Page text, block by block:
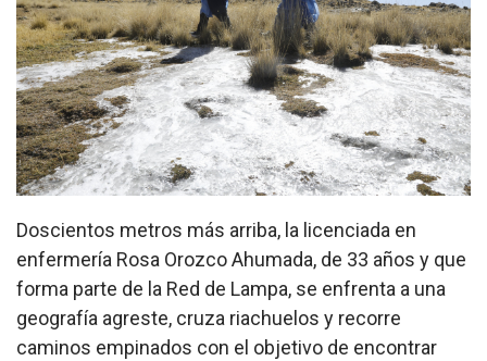
Doscientos metros más arriba, la licenciada en
enfermería Rosa Orozco Ahumada, de 33 años y que
forma parte de la Red de Lampa, se enfrenta a una
geografía agreste, cruza riachuelos y recorre
caminos empinados con el objetivo de encontrar